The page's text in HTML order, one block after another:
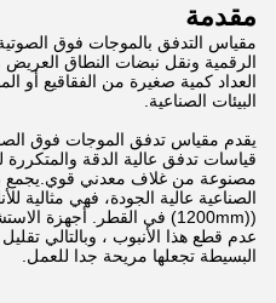
مقدمة
الرقمية ونقل نبضات النطاق
العداد كمية صغيرة من الفقاقيع أو
البيئات الصناعية.
قياسات تدفق عالية الدقة
مصنوعة من غلاف معدني قوي.يجمع
عدم قطع هذا الأنبوب ، وبالتالي
البسيطة تجعلها مريحة جدا للعمل.